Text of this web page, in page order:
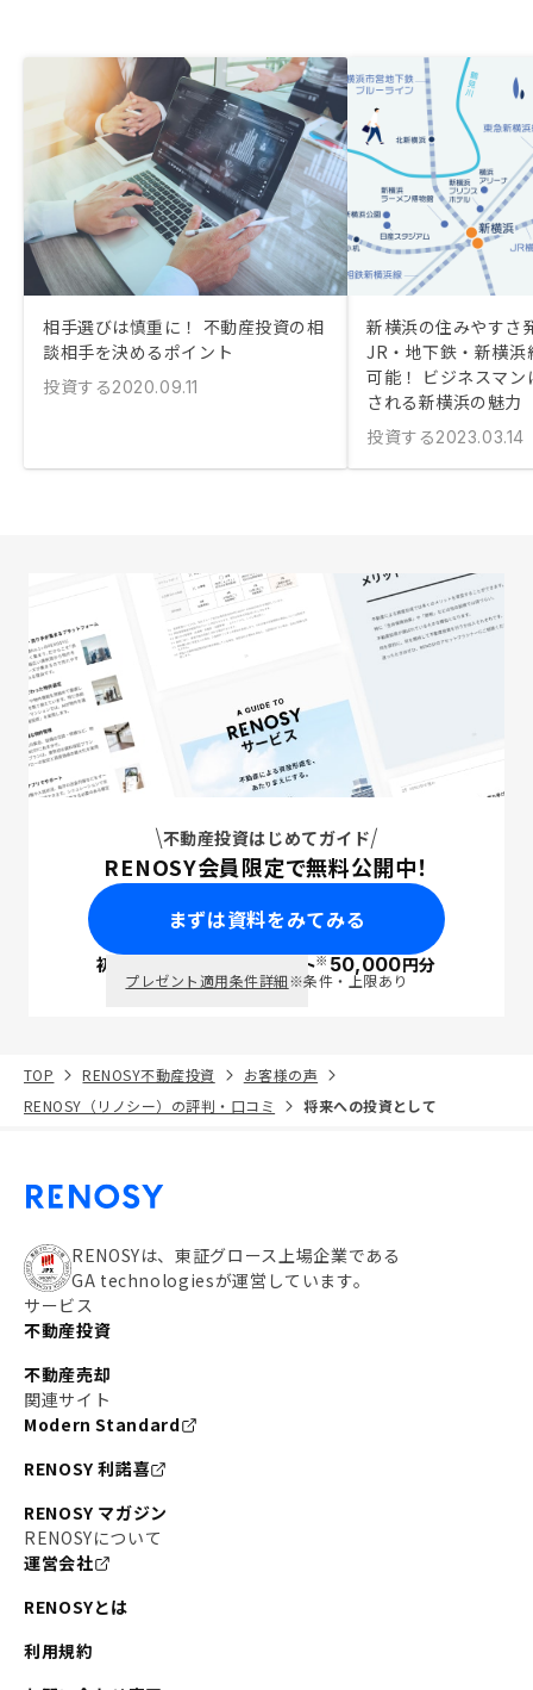
相手選びは慎重に！ 不動産投資の相
談相手を決めるポイント
投資する2020.09.11
新横浜の住みやすさ
JR・地下鉄・新横
可能！ ビジネスマ
される新横浜の魅力
投資する2023.03.14
不動産投資はじめてガイド
RENOSY会員限定で無料公開中！
まずは資料をみてみる
初回面談で ポイント※50,000円分
プレゼント適用条件詳細※条件・上限あり
TOP RENOSY不動産投資
お客様の声
RENOSY（リノシー）の評判・口コミ
将来への投資として
RENOSYは、東証グロース上場企業である
GA technologiesが運営しています。
サービス
不動産投資
不動産売却
関連サイト
Modern Standard
RENOSY 利諾喜
RENOSY マガジン
RENOSYについて
運営会社
RENOSYとは
利用規約